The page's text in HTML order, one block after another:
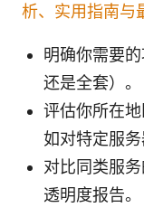
析、实用指南与
明确你需要
还是全套）。
评估你所在
如对特定服务
对比同类服
透明度报告。